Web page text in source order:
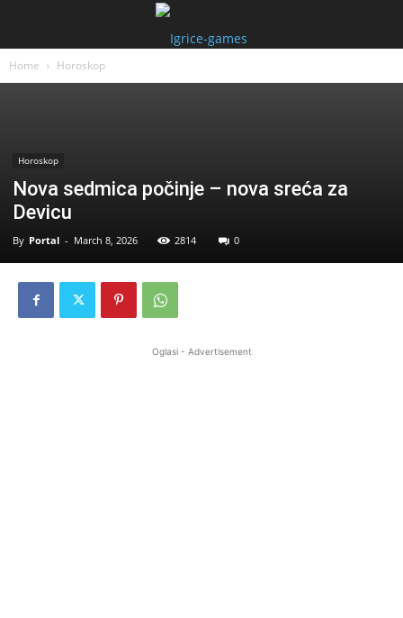
Home Horoskop
Horoskop
Nova sedmica počinje – nova sreća za
Devicu
By Portal - March 8, 2026 2814 0
Oglasi - Advertisement